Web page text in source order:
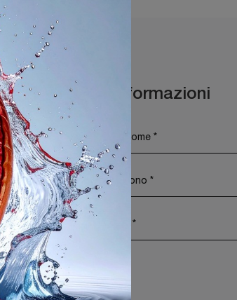
Maggiori Informazioni